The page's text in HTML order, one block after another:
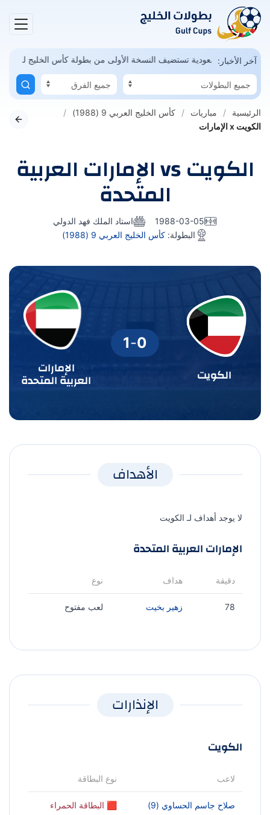
آخر الأخبار:
ممكن السعودية تستضيف النسخة الأولى من بطولة كأس الخليج
الرئيسية مباريات
كأس الخليج العربي 9 (1988)
الكويت x الإمارات
الكويت vs الإمارات العربية
المتحدة
1988-03-05
استاد الملك فهد الدولي
البطولة: كأس الخليج العربي 9 (1988)
الكويت
0
-
1
الإمارات
العربية المتحدة
الأهداف
لا يوجد أهداف لـ الكويت
الإمارات العربية المتحدة
دقيقة هداف نوع
78 زهير بخيت لعب مفتوح
الإنذارات
الكويت
لاعب نوع البطاقة
صلاح جاسم الحساوي (9) 🟥 البطاقة الحمراء